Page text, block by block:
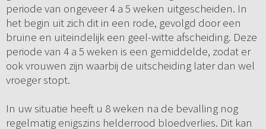
periode van ongeveer 4 a 5 weken uitgescheiden. In
het begin uit zich dit in een rode, gevolgd door een
bruine en uiteindelijk een geel-witte afscheiding. Deze
periode van 4 a 5 weken is een gemiddelde, zodat er
ook vrouwen zijn waarbij de uitscheiding later dan wel
vroeger stopt.
In uw situatie heeft u 8 weken na de bevalling nog
regelmatig enigszins helderrood bloedverlies. Dit kan